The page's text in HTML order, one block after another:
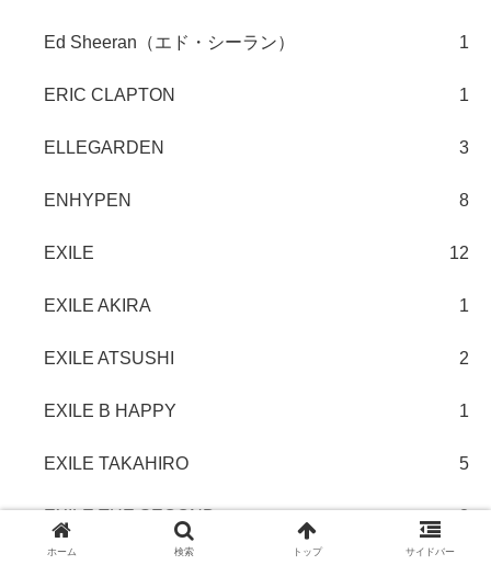
Ed Sheeran（エド・シーラン） 1
ERIC CLAPTON 1
ELLEGARDEN 3
ENHYPEN 8
EXILE 12
EXILE AKIRA 1
EXILE ATSUSHI 2
EXILE B HAPPY 1
EXILE TAKAHIRO 5
EXILE THE SECOND 3
ホーム 検索 トップ サイドバー